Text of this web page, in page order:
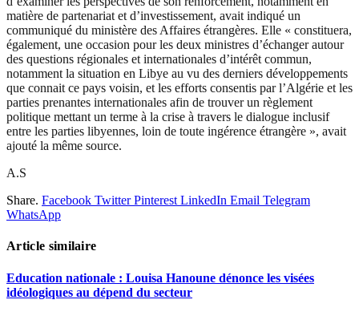
matière de partenariat et d’investissement, avait indiqué un
communiqué du ministère des Affaires étrangères. Elle « constituera,
également, une occasion pour les deux ministres d’échanger autour
des questions régionales et internationales d’intérêt commun,
notamment la situation en Libye au vu des derniers développements
que connait ce pays voisin, et les efforts consentis par l’Algérie et les
parties prenantes internationales afin de trouver un règlement
politique mettant un terme à la crise à travers le dialogue inclusif
entre les parties libyennes, loin de toute ingérence étrangère », avait
ajouté la même source.
A.S
Share. Facebook Twitter Pinterest LinkedIn Email Telegram
WhatsApp
Article similaire
Education nationale : Louisa Hanoune dénonce les visées
idéologiques au dépend du secteur